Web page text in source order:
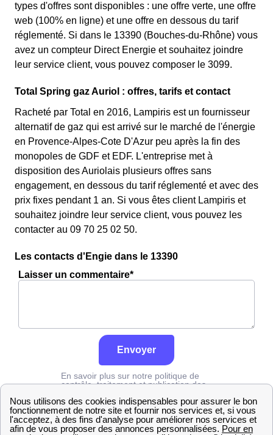
types d'offres sont disponibles : une offre verte, une offre
web (100% en ligne) et une offre en dessous du tarif
réglementé. Si dans le 13390 (Bouches-du-Rhône) vous
avez un compteur Direct Energie et souhaitez joindre
leur service client, vous pouvez composer le 3099.
Total Spring gaz Auriol : offres, tarifs et contact
Racheté par Total en 2016, Lampiris est un fournisseur
alternatif de gaz qui est arrivé sur le marché de l'énergie
en Provence-Alpes-Cote D'Azur peu après la fin des
monopoles de GDF et EDF. L'entreprise met à
disposition des Auriolais plusieurs offres sans
engagement, en dessous du tarif réglementé et avec des
prix fixes pendant 1 an. Si vous êtes client Lampiris et
souhaitez joindre leur service client, vous pouvez les
contacter au 09 70 25 02 50.
Les contacts d'Engie dans le 13390
Laisser un commentaire*
Envoyer
En savoir plus sur notre politique de
contrôle, traitement et publication des
Engie Bouches-du-Rhône Auriol